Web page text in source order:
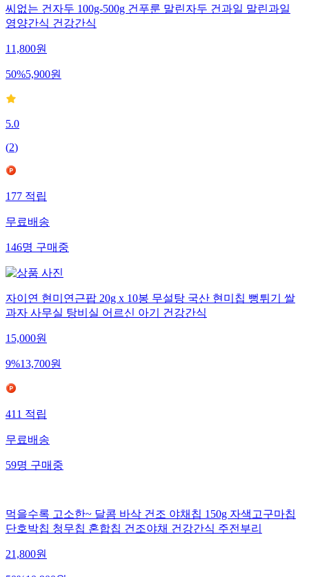
씨없는 건자두 100g-500g 건푸룬 말린자두 건과일 말린과일
영양간식 건강간식
11,800원
50%5,900원
5.0
(2)
177적립
무료배송
146명구매중
자이연 현미연근팝 20g x 10봉 무설탕 국산 현미칩 뻥튀기 쌀
과자 사무실 탕비실 어르신 아기 건강간식
15,000원
9%13,700원
411적립
무료배송
59명구매중
먹을수록 고소한~ 달콤 바삭 건조 야채칩 150g 자색고구마칩
단호박칩 청무칩 혼합칩 건조야채 건강간식 주전부리
21,800원